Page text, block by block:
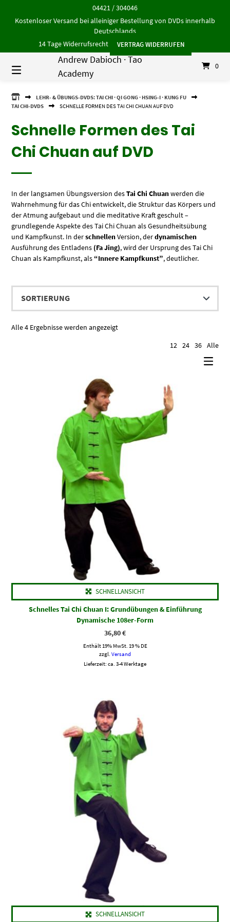
Inhalt
04421 / 304046
Kostenloser Versand bei alleiniger Bestellung von DVDs innerhalb
Deutschlands
14 Tage Widerrufsrecht
VERTRAG WIDERRUFEN
Andrew Dabioch · Tao
Academy
0
ANDREW
DABIOCH
ACADEMY
LEHR- & ÜBUNGS-DVDS: TAI CHI · QI GONG · HSING-I · KUNG FU
TAI CHI-DVDS
SCHNELLE FORMEN DES TAI CHI CHUAN AUF DVD
Schnelle Formen des Tai
Chi Chuan auf DVD
In der langsamen Übungsversion desTai Chi Chuanwerden die
Wahrnehmung für das Chi entwickelt, die Struktur das Körpers und
der Atmung aufgebaut und die meditative Kraft geschult –
grundlegende Aspekte des Tai Chi Chuan als Gesundheitsübung
und Kampfkunst. In derschnellenVersion, derdynamischen
Ausführung des Entladens (Fa Jing), wird der Ursprung des Tai Chi
Chuan als Kampfkunst, als“Innere Kampfkunst”, deutlicher.
Alle 4 Ergebnisse werden angezeigt
12 24 36 Alle
SCHNELLANSICHT
Schnelles Tai Chi Chuan I: Grundübungen & Einführung
Dynamische 108er-Form
36,80€
Enthält 19% MwSt. 19 % DE
zzgl. Versand
Lieferzeit: ca. 3-4 Werktage
SCHNELLANSICHT